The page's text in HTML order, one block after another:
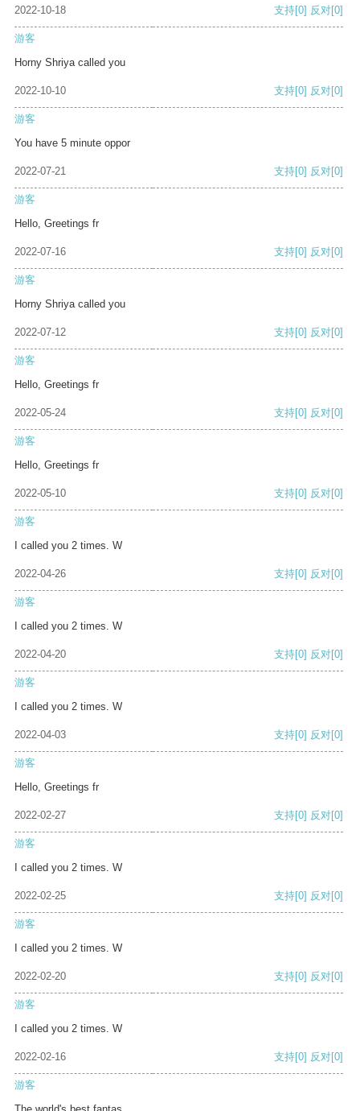
2022-10-18 支持[0] 反对[0]
游客
Horny Shriya called you
2022-10-10 支持[0] 反对[0]
游客
You have 5 minute oppor
2022-07-21 支持[0] 反对[0]
游客
Hello, Greetings fr
2022-07-16 支持[0] 反对[0]
游客
Horny Shriya called you
2022-07-12 支持[0] 反对[0]
游客
Hello, Greetings fr
2022-05-24 支持[0] 反对[0]
游客
Hello, Greetings fr
2022-05-10 支持[0] 反对[0]
游客
I called you 2 times. W
2022-04-26 支持[0] 反对[0]
游客
I called you 2 times. W
2022-04-20 支持[0] 反对[0]
游客
I called you 2 times. W
2022-04-03 支持[0] 反对[0]
游客
Hello, Greetings fr
2022-02-27 支持[0] 反对[0]
游客
I called you 2 times. W
2022-02-25 支持[0] 反对[0]
游客
I called you 2 times. W
2022-02-20 支持[0] 反对[0]
游客
I called you 2 times. W
2022-02-16 支持[0] 反对[0]
游客